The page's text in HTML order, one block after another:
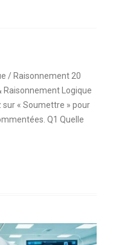
/ Raisonnement 20
Raisonnement Logique
« Soumettre » pour
Q1 Quelle